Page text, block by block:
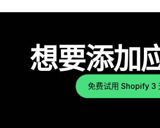
想要添加
免费试用 Shopify 3